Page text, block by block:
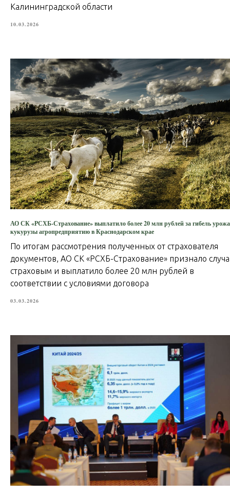
Калининградской области
10.03.2026
АО СК «РСХБ-Страхование» выплатило более 20 млн рублей за гибель
кукурузы агропредприятию в Краснодарском крае
По итогам рассмотрения полученных от страхователя
документов, АО СК «РСХБ-Страхование» признало
страховым и выплатило более 20 млн рублей в
соответствии с условиями договора
03.03.2026